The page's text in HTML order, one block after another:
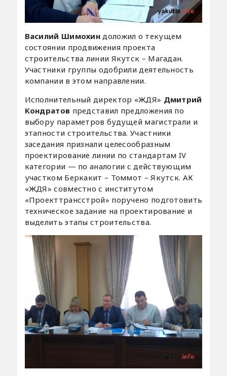
Василий Шимохин доложил о текущем
состоянии продвижения проекта
строительства линии Якутск – Магадан.
Участники группы одобрили деятельность
компании в этом направлении.
Исполнительный директор «ЖДЯ» Дмитрий
Кондратов представил предложения по
выбору параметров будущей магистрали и
этапности строительства. Участники
заседания признали целесообразным
проектирование линии по стандартам IV
категории — по аналогии с действующим
участком Беркакит – Томмот – Якутск. АК
«ЖДЯ» совместно с институтом
«Проекттрансстрой» поручено подготовить
техническое задание на проектирование и
выделить этапы строительства.